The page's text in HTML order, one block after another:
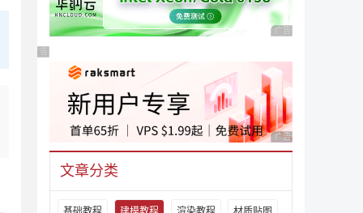
广告 商业广告，理性
广告 商业广告，理性选择
广告 商业广告，理性
文章分类